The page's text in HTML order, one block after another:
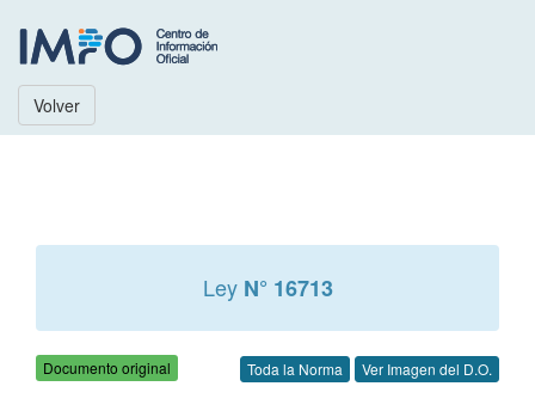
Volver
Ley N° 16713
Documento original Toda la Norma Ver Imagen del D.O.